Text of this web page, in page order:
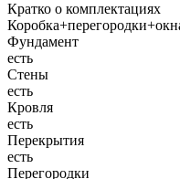
Кратко о комплектациях
Фундамент
есть
Стены
есть
Кровля
есть
Перекрытия
есть
Перегородки